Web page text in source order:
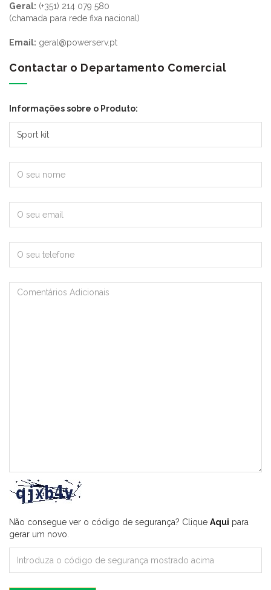
Geral: (+351) 214 079 580
(chamada para rede fixa nacional)
Email: geral@powerserv.pt
Contactar o Departamento Comercial
Informações sobre o Produto:
Não consegue ver o código de segurança? Clique Aqui para
gerar um novo.